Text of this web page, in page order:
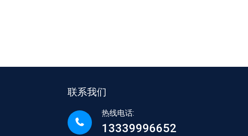
联系我们
热线电话:
13339996652